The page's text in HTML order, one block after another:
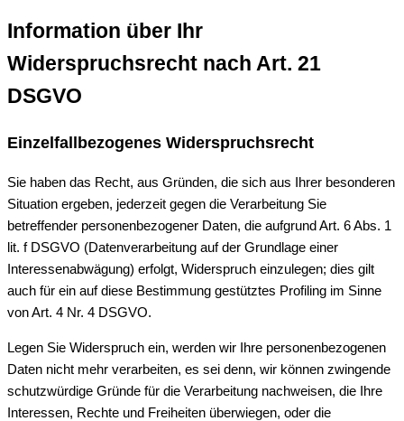
Information über Ihr
Widerspruchsrecht nach Art. 21
DSGVO
Einzelfallbezogenes Widerspruchsrecht
Sie haben das Recht, aus Gründen, die sich aus Ihrer besonderen
Situation ergeben, jederzeit gegen die Verarbeitung Sie
betreffender personenbezogener Daten, die aufgrund Art. 6 Abs. 1
lit. f DSGVO (Datenverarbeitung auf der Grundlage einer
Interessenabwägung) erfolgt, Widerspruch einzulegen; dies gilt
auch für ein auf diese Bestimmung gestütztes Profiling im Sinne
von Art. 4 Nr. 4 DSGVO.
Legen Sie Widerspruch ein, werden wir Ihre personenbezogenen
Daten nicht mehr verarbeiten, es sei denn, wir können zwingende
schutzwürdige Gründe für die Verarbeitung nachweisen, die Ihre
Interessen, Rechte und Freiheiten überwiegen, oder die